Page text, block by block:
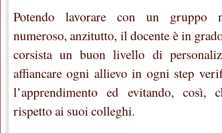
Potendo lavorare con un gruppo
numeroso, anzitutto, il docente è in
corsista un buon livello di
affiancare ogni allievo in ogni step
l’apprendimento ed evitando, così,
rispetto ai suoi colleghi.